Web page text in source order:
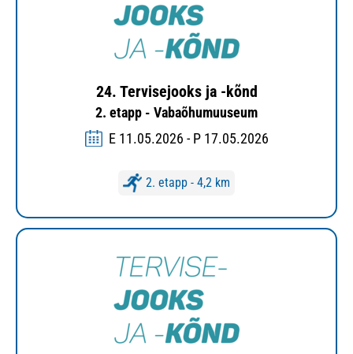
24. Tervisejooks ja -kõnd
2. etapp - Vabaõhumuuseum
E 11.05.2026 - P 17.05.2026
2. etapp - 4,2 km